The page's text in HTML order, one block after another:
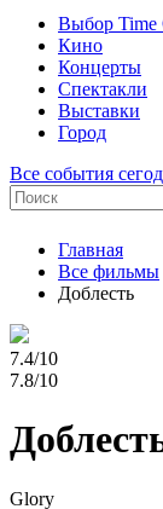
Выбор Time
Кино
Концерты
Спектакли
Выставки
Город
Все события
Главная
Все фильмы
Доблесть
7.4/10
7.8/10
Glory